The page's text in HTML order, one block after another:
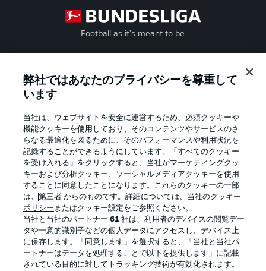
Football as it's meant to be
Official Partners
弊社ではあなたのプライバシーを尊重して
います
当社は、ウェブサイトを安全に運営するため、必須クッキーや
機能クッキーを使用しており、そのコンテンツやサービスのさ
らなる最適化を図るために、そのパフォーマンスや利用状況を
記録することができるようにしています。「すべてのクッキー
を受け入れる」をクリックすると、当社がマーケティングクッ
キーおよび分析クッキー、ソーシャルメディアクッキーを使用
することに同意したことになります。これらのクッキーの一部
は、 第三者からのものです。詳細については、当社のクッキー
ポリシー またはクッキー設定をご参照ください。
当社と当社のパートナー 61社は、利用者のデバイスの閲覧デー
タや一意的識別子などの個人データにアクセスし、デバイス上
に保存します。「同意します」を選択すると、「当社と当社パ
ートナーはデータを処理することで以下を提供します」に記載
されている目的に対してトラッキング技術が有効化されます。